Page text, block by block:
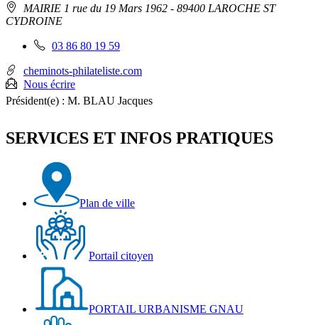
Adresse
:
MAIRIE 1 rue du 19 Mars 1962 - 89400 LAROCHE ST
CYDROINE
Téléphone
:
03 86 80 19 59
cheminots-philateliste.com
Nous écrire
Président(e) : M. BLAU Jacques
SERVICES ET INFOS PRATIQUES
Plan de ville
Portail citoyen
PORTAIL URBANISME GNAU